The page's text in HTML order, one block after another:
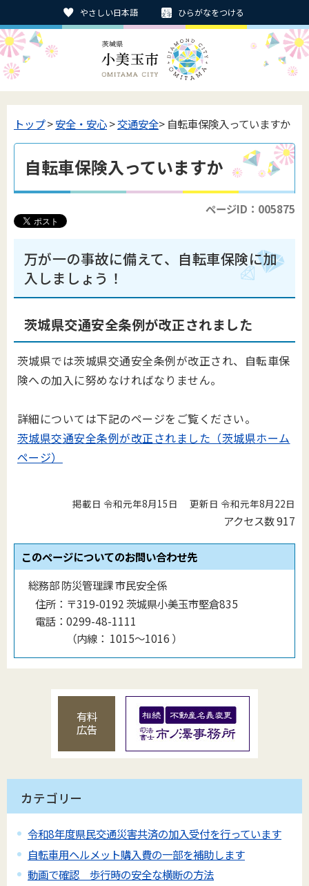
やさしい日本語 ひらがなをつける
トップ>安全・安心>交通安全> 自転車保険入っていますか
自転車保険入っていますか
ページID：005875
万が一の事故に備えて、自転車保険に加
入しましょう！
茨城県交通安全条例が改正されました
茨城県では茨城県交通安全条例が改正され、自転車保
険への加入に努めなければなりません。
詳細については下記のページをご覧ください。
茨城県交通安全条例が改正されました（茨城県ホーム
ページ）
掲載日 令和元年8月15日 更新日 令和元年8月22日
アクセス数917
このページについてのお問い合わせ先
総務部 防災管理課 市民安全係
住所： 〒319-0192 茨城県小美玉市堅倉835
電話： 0299-48-1111
（内線 ： 1015〜1016 ）
有料
広告
カテゴリー
令和8年度県民交通災害共済の加入受付を行っています
自転車用ヘルメット購入費の一部を補助します
動画で確認 歩行時の安全な横断の方法